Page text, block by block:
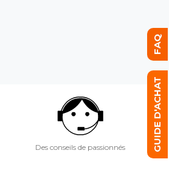
Des conseils de passionnés
FAQ
GUIDE D'ACHAT